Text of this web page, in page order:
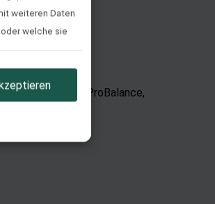
Smart, ProBalance,
weiteren Daten
welche sie
den